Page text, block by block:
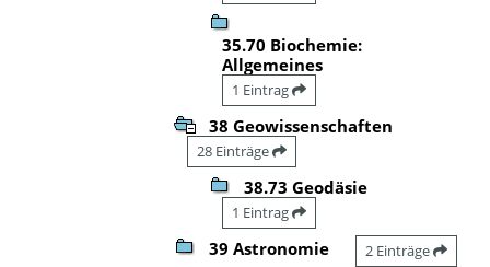
35.70 Biochemie:
Allgemeines
1 Eintrag
38 Geowissenschaften
28 Einträge
38.73 Geodäsie
1 Eintrag
39 Astronomie 2 Einträge